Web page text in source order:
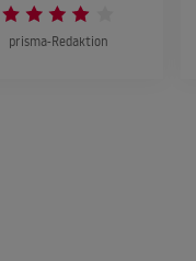
prisma-Redaktion